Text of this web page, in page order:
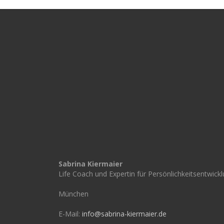
Sabrina Kiermaier
Life Coach und Expertin für
München
E-Mail: info@sabrina-kiermaier.de